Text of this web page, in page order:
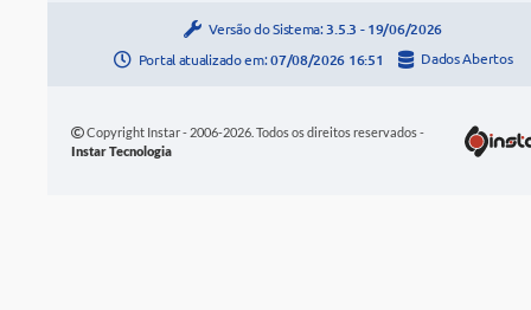
Versão do Sistema: 3.5.3 - 19/06/2026
Portal atualizado em:07/08/2026 16:51 Dados Abertos
Copyright Instar - 2006-2026. Todos os direitos reservados -
Instar Tecnologia